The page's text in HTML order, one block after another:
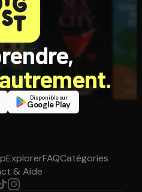
Disponible sur
Google Play
ExplorerFAQCatégories
& Aide